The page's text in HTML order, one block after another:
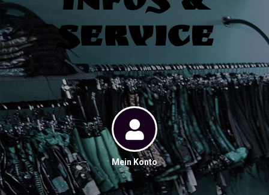
Service
Mein Konto